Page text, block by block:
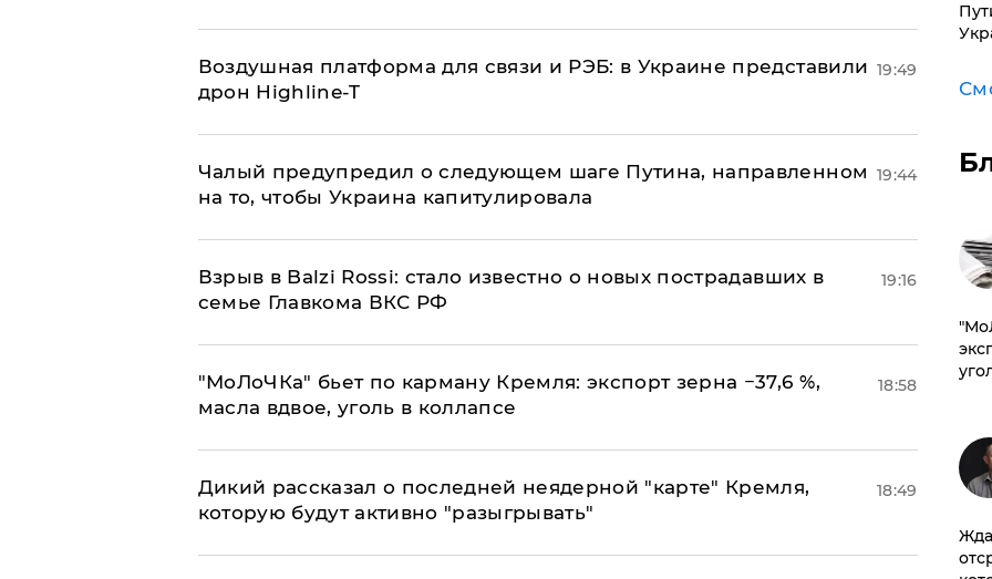
Воздушная платформа для связи и РЭБ: в Украине представили
дрон Highline-T
19:49
Чалый предупредил о следующем шаге Путина, направленном
на то, чтобы Украина капитулировала
19:44
Взрыв в Balzi Rossi: стало известно о новых пострадавших в
семье Главкома ВКС РФ
19:16
​"МоЛоЧКа" бьет по карману Кремля: экспорт зерна −37,6 %,
масла вдвое, уголь в коллапсе
18:58
Дикий рассказал о последней неядерной "карте" Кремля,
которую будут активно "разыгрывать"
18:49